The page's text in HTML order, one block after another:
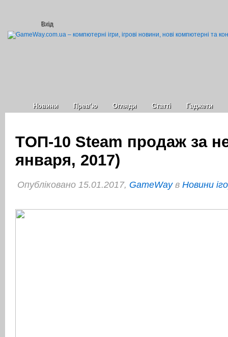
Вхід
Новини Прев’ю Огляди Статті Гаджети
TОП-10 Steam продаж за
января, 2017)
Опубліковано 15.01.2017, GameWayв Новини